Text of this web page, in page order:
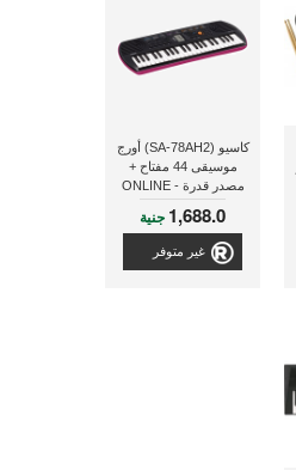
كاسيو (SA-78AH2) أورج
موسيقى 44 مفتاح +
مصدر قدرة - ONLINE
1,688.0 جنية
غير متوفر